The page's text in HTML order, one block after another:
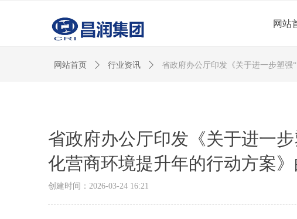
网站
省政府办公厅印发《关于进一
化营商环境提升年的行动方案
网站首页 ꄲ 行业资讯 ꄲ 省政府办公厅印发《关于进一步塑强
创建时间： 2026-03-24 16:21